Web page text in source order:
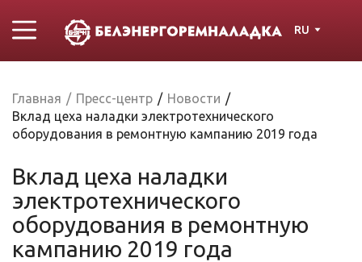
RU
Главная / Пресс-центр / Новости /
Вклад цеха наладки электротехнического
оборудования в ремонтную кампанию 2019 года
Вклад цеха наладки
электротехнического
оборудования в ремонтную
кампанию 2019 года